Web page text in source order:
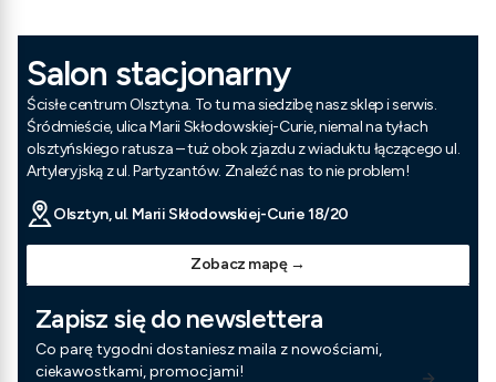
Salon stacjonarny
Ścisłe centrum Olsztyna. To tu ma siedzibę nasz sklep i serwis.
Śródmieście, ulica Marii Skłodowskiej-Curie, niemal na tyłach
olsztyńskiego ratusza – tuż obok zjazdu z wiaduktu łączącego ul.
Artyleryjską z ul. Partyzantów. Znaleźć nas to nie problem!
Olsztyn, ul. Marii Skłodowskiej-Curie 18/20
Zobacz mapę →
Zapisz się do newslettera
Co parę tygodni dostaniesz maila z nowościami,
ciekawostkami, promocjami!